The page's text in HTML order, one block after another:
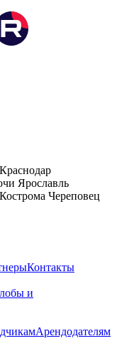
Краснодар
Ярославль
Кострома Череповец
Контакты
и
Арендодателям